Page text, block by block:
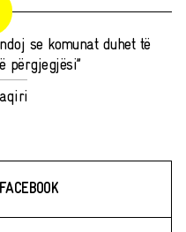
se komunat duhet të
përgjegjësi”